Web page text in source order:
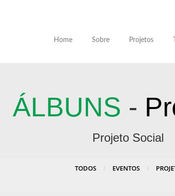
Home Sobre Projetos
ÁLBUNS -
Projeto Social
TODOS / EVENTOS /